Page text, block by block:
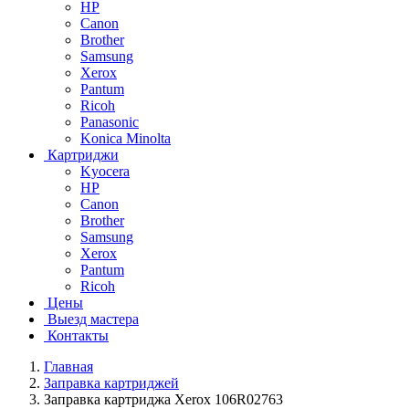
HP
Canon
Brother
Samsung
Xerox
Pantum
Ricoh
Panasonic
Konica Minolta
Картриджи
Kyocera
HP
Canon
Brother
Samsung
Xerox
Pantum
Ricoh
Цены
Выезд мастера
Контакты
Главная
Заправка картриджей
Заправка картриджа Xerox 106R02763